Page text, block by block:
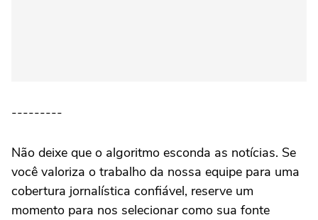
---------
Não deixe que o algoritmo esconda as notícias. Se
você valoriza o trabalho da nossa equipe para uma
cobertura jornalística confiável, reserve um
momento para nos selecionar como sua fonte